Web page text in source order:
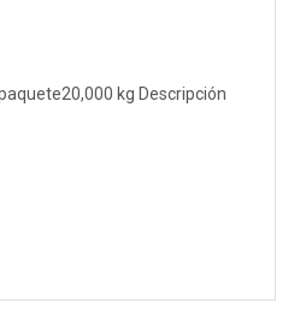
kg Descripción